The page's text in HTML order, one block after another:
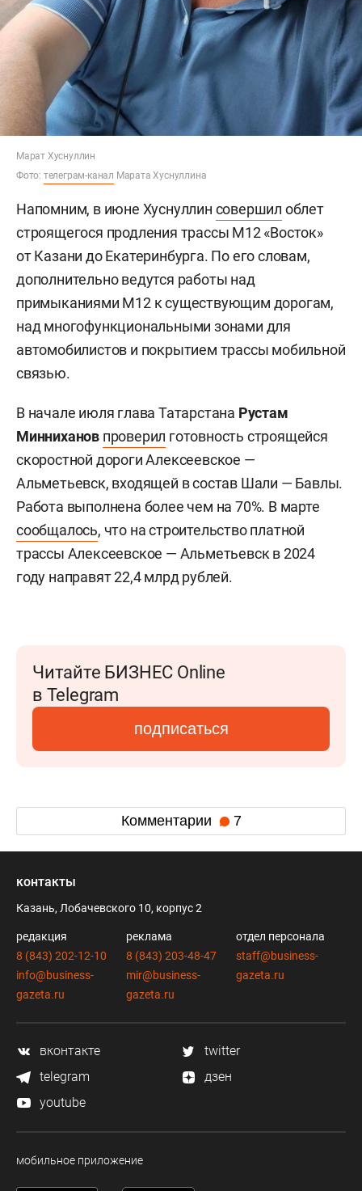
Марат Хуснуллин
Фото: телеграм-канал Марата Хуснуллина
Напомним, в июне Хуснуллин совершил облет
строящегося продления трассы М12 «Восток»
от Казани до Екатеринбурга. По его словам,
дополнительно ведутся работы над
примыканиями М12 к существующим дорогам,
над многофункциональными зонами для
автомобилистов и покрытием трассы мобильной
связью.
В начале июля глава Татарстана Рустам
Минниханов проверил готовность строящейся
скоростной дороги Алексеевское —
Альметьевск, входящей в состав Шали — Бавлы.
Работа выполнена более чем на 70%. В марте
сообщалось, что на строительство платной
трассы Алексеевское — Альметьевск в 2024
году направят 22,4 млрд рублей.
Читайте БИЗНЕС Online
в Telegram
подписаться
Комментарии 7
контакты
Казань, Лобачевского 10, корпус 2
редакция
8 (843) 202-12-10
info@business-
gazeta.ru
реклама
8 (843) 203-48-47
mir@business-
gazeta.ru
отдел персонала
staff@business-
gazeta.ru
вконтакте
twitter
telegram
дзен
youtube
мобильное приложение